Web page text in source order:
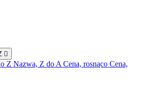

Z Nazwa, Z do ACena, rosnąco Cena,